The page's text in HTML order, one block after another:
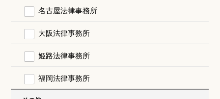
名古屋法律事務所
大阪法律事務所
姫路法律事務所
福岡法律事務所